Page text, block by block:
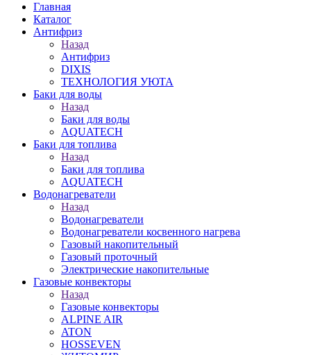
Главная
Каталог
Антифриз
Назад
Антифриз
DIXIS
ТЕХНОЛОГИЯ УЮТА
Баки для воды
Назад
Баки для воды
AQUATECH
Баки для топлива
Назад
Баки для топлива
AQUATECH
Водонагреватели
Назад
Водонагреватели
Водонагреватели косвенного нагрева
Газовый накопительный
Газовый проточный
Электрические накопительные
Газовые конвекторы
Назад
Газовые конвекторы
ALPINE AIR
ATON
HOSSEVEN